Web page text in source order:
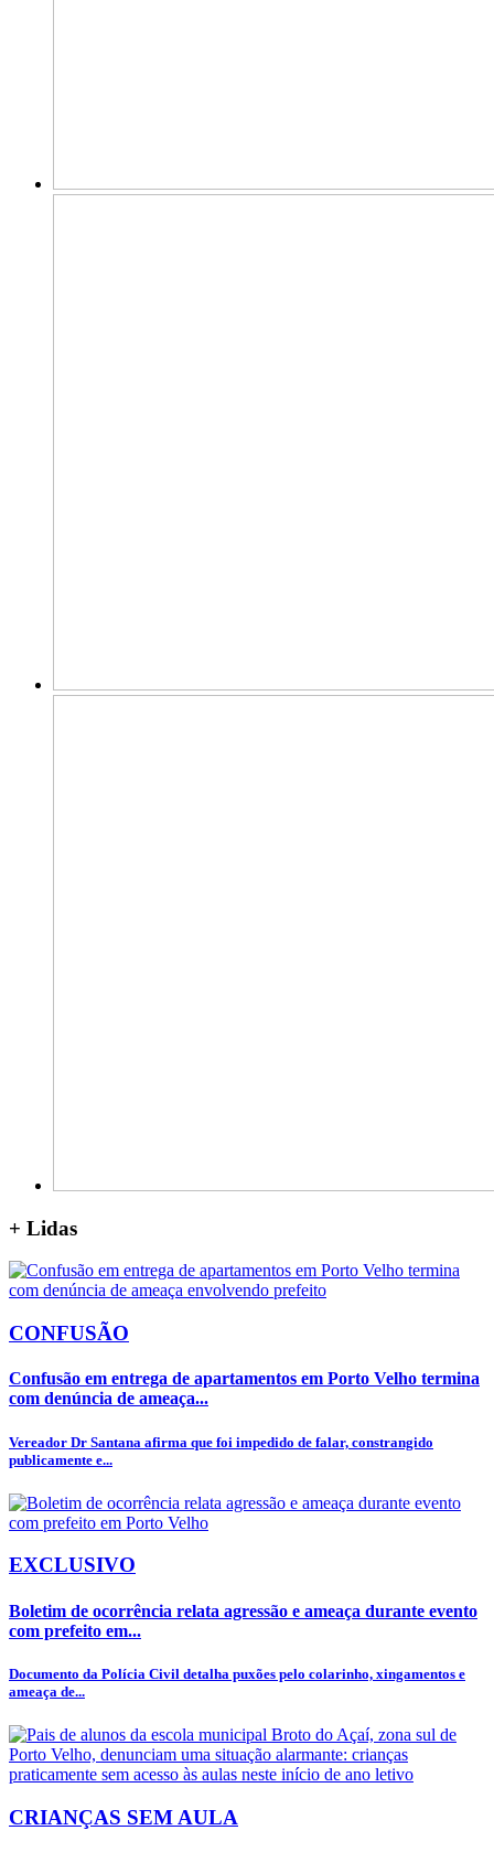
+ Lidas
CONFUSÃO
Confusão em entrega de apartamentos em Porto Velho termina
com denúncia de ameaça...
Vereador Dr Santana afirma que foi impedido de falar, constrangido
publicamente e...
EXCLUSIVO
Boletim de ocorrência relata agressão e ameaça durante evento
com prefeito em...
Documento da Polícia Civil detalha puxões pelo colarinho, xingamentos e
ameaça de...
CRIANÇAS SEM AULA